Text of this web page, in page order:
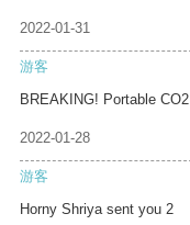
2022-01-31
游客
BREAKING! Portable CO2
2022-01-28
游客
Horny Shriya sent you 2